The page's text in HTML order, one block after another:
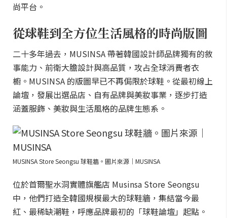
尚平台。
從球鞋到全方位生活風格的時尚版圖
二十多年過去，MUSINSA 帶著韓國設計師品牌獨有的敘
事能力、前衛大膽設計與高品質，攻占全球消費者衣
櫥。MUSINSA 的版圖早已不再侷限於球鞋。從最初線上
論壇，發展出選品店、自有品牌與美妝事業，逐步打造
涵蓋服飾、美妝與生活風格的品牌生態系。
MUSINSA Store Seongsu 球鞋牆。圖片來源｜MUSINSA
位於首爾聖水洞實體旗艦店 Musinsa Store Seongsu
中，他們打造全韓國規模最大的球鞋牆，集結當今最
紅、最稀缺潮鞋，呼應品牌最初的「球鞋論壇」起點。